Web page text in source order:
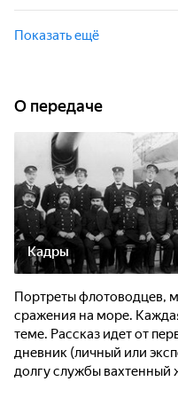
море. Каждая
Фильм посвящён
главным
героической
Показать ещё
О передаче
Кадры
Портреты флотоводцев,
сражения на море.
теме. Рассказ идет от
дневник (личный или
долгу службы